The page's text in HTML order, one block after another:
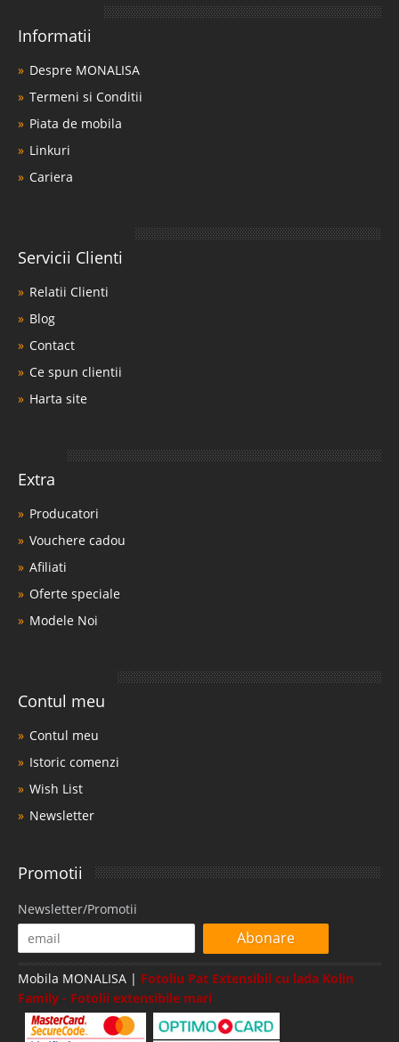
Informatii
Despre MONALISA
Termeni si Conditii
Piata de mobila
Linkuri
Cariera
Servicii Clienti
Relatii Clienti
Blog
Contact
Ce spun clientii
Harta site
Extra
Producatori
Vouchere cadou
Afiliati
Oferte speciale
Modele Noi
Contul meu
Contul meu
Istoric comenzi
Wish List
Newsletter
Promotii
Newsletter/Promotii
Abonare
Mobila MONALISA | Fotoliu Pat Extensibil cu lada Kolin
Family - Fotolii extensibile mari